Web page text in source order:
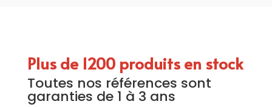
Plus de 1200 produits en stock
Toutes nos références sont
garanties de 1 à 3 ans